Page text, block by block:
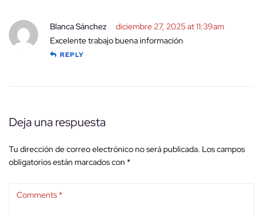
Blanca Sánchez
diciembre 27, 2025 at 11:39am
Excelente trabajo buena información
REPLY
Deja una respuesta
Tu dirección de correo electrónico no será publicada. Los campos
obligatorios están marcados con *